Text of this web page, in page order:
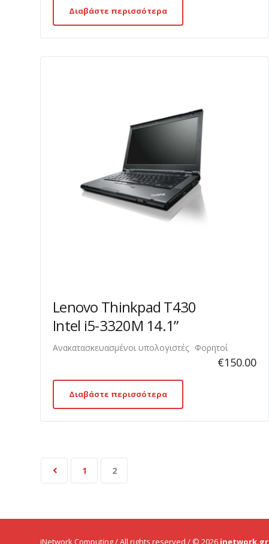
Διαβάστε περισσότερα
Lenovo Thinkpad T430
Intel i5-3320M 14.1”
Ανακατασκευασμένοι υπολογιστές Φορητοί
€150.00
Διαβάστε περισσότερα
1 2
iNetwork Computing / All rights reserved / © 2026 inetwork.gr